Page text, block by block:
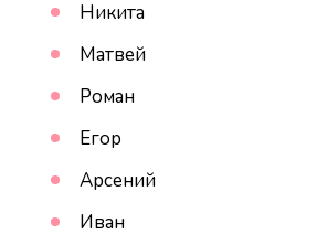
Никита
Матвей
Роман
Егор
Арсений
Иван